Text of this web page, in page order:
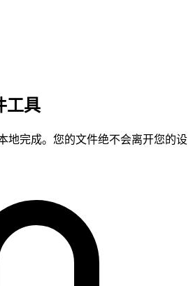
工具
地完成。您的文件绝不会离开您的设